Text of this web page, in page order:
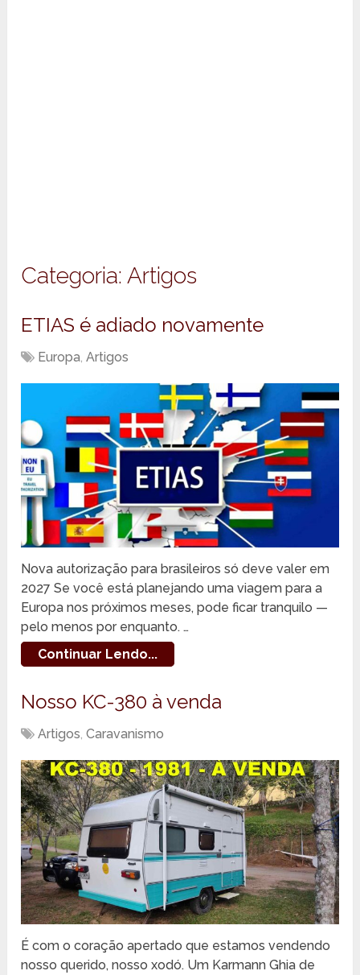
Categoria:Artigos
ETIAS é adiado novamente
Europa,Artigos
Nova autorização para brasileiros só deve valer em
2027 Se você está planejando uma viagem para a
Europa nos próximos meses, pode ficar tranquilo —
pelo menos por enquanto. …
Continuar Lendo...
Nosso KC-380 à venda
Artigos,Caravanismo
É com o coração apertado que estamos vendendo
nosso querido, nosso xodó. Um Karmann Ghia de